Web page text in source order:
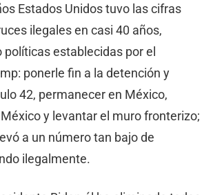
Estados Unidos tuvo las cifras
ilegales en casi 40 años,
políticas establecidas por el
ponerle fin a la detención y
42, permanecer en México,
y levantar el muro fronterizo;
a un número tan bajo de
ilegalmente.